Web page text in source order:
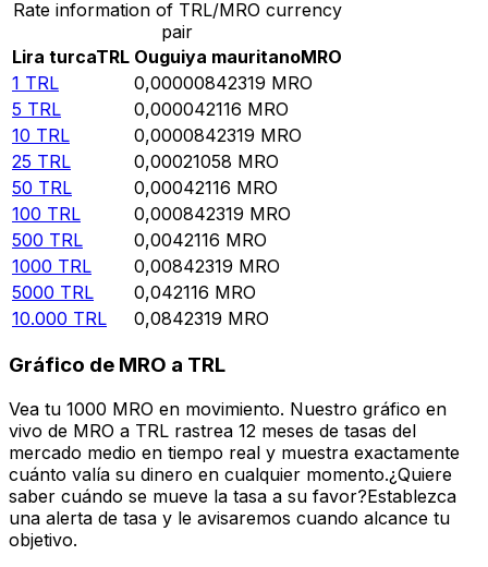
Rate information of TRL/MRO currency
pair
Lira turcaTRL Ouguiya mauritanoMRO
1 TRL 0,00000842319 MRO
5 TRL 0,000042116 MRO
10 TRL 0,0000842319 MRO
25 TRL 0,00021058 MRO
50 TRL 0,00042116 MRO
100 TRL 0,000842319 MRO
500 TRL 0,0042116 MRO
1000 TRL 0,00842319 MRO
5000 TRL 0,042116 MRO
10.000 TRL 0,0842319 MRO
Gráfico de MRO a TRL
Vea tu 1000 MRO en movimiento. Nuestro gráfico en
vivo de MRO a TRL rastrea 12 meses de tasas del
mercado medio en tiempo real y muestra exactamente
cuánto valía su dinero en cualquier momento.¿Quiere
saber cuándo se mueve la tasa a su favor?Establezca
una alerta de tasa y le avisaremos cuando alcance tu
objetivo.